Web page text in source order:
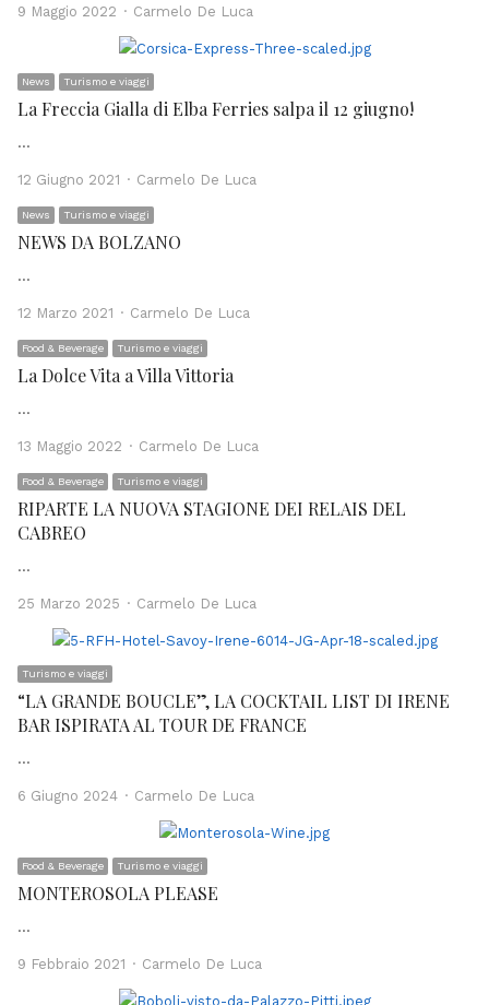
9 Maggio 2022 Author
Carmelo De Luca
News Turismo e viaggi
La Freccia Gialla di Elba Ferries salpa il 12 giugno!
…
12 Giugno 2021 Author
Carmelo De Luca
News Turismo e viaggi
NEWS DA BOLZANO
…
12 Marzo 2021 Author
Carmelo De Luca
Food & Beverage Turismo e viaggi
La Dolce Vita a Villa Vittoria
…
13 Maggio 2022 Author
Carmelo De Luca
Food & Beverage Turismo e viaggi
RIPARTE LA NUOVA STAGIONE DEI RELAIS DEL
CABREO
…
25 Marzo 2025 Author
Carmelo De Luca
Turismo e viaggi
“LA GRANDE BOUCLE”, LA COCKTAIL LIST DI IRENE
BAR ISPIRATA AL TOUR DE FRANCE
…
6 Giugno 2024 Author
Carmelo De Luca
Food & Beverage Turismo e viaggi
MONTEROSOLA PLEASE
…
9 Febbraio 2021 Author
Carmelo De Luca